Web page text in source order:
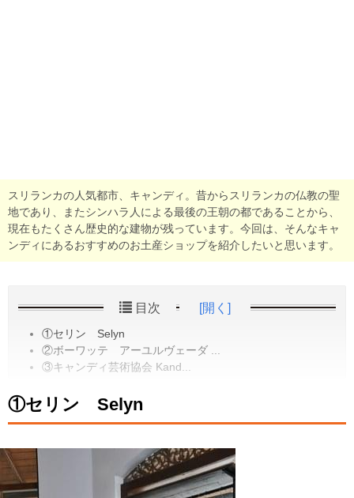
スリランカの人気都市、キャンディ。昔からスリランカの仏教の聖
地であり、またシンハラ人による最後の王朝の都であることから、
現在もたくさん歴史的な建物が残っています。今回は、そんなキャ
ンディにあるおすすめのお土産ショップを紹介したいと思います。
目次 [開く]
①セリン Selyn
②ボーワッテ アーユルヴェーダ ...
③キャンディ芸術協会 Kand...
①セリン Selyn